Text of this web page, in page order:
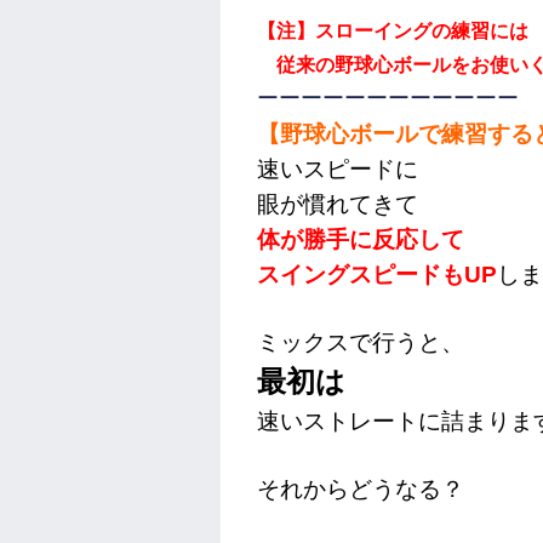
【注】 スローイングの練習には
従来の野球心ボールをお使い
ーーーーーーーーーーーー
【野球心ボールで練習する
速いスピードに
眼が慣れてきて
体が勝手に反応して
スイングスピードもUP し
ミックスで行うと、
最初は
速いストレートに詰まりま
それからどうなる？